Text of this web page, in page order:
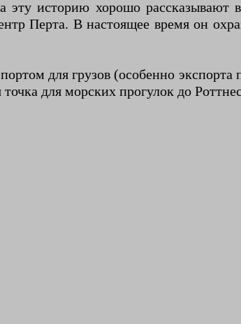
историю хорошо рассказывают
Перта. В настоящее время он
для грузов (особенно
для морских прогулок до